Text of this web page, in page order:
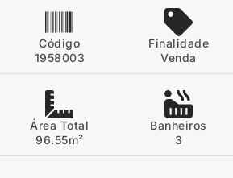
Código
1958003
Finalidade
Venda
Área Total
96.55m²
Banheiros
3